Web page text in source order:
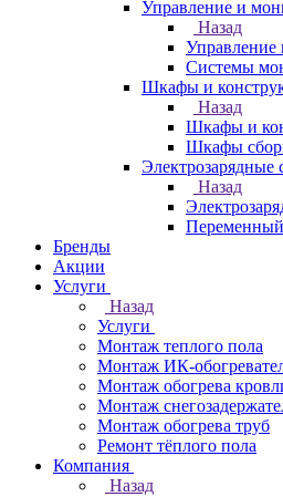
Управление и
Назад
Управление
Системы
Шкафы и
Назад
Шкафы и
Шкафы
Электрозарядные
Назад
Бренды
Акции
Услуги
Назад
Услуги
Монтаж теплого пола
Монтаж ИК-
Монтаж обогрева
Монтаж
Монтаж обогрева труб
Ремонт тёплого пола
Компания
Назад